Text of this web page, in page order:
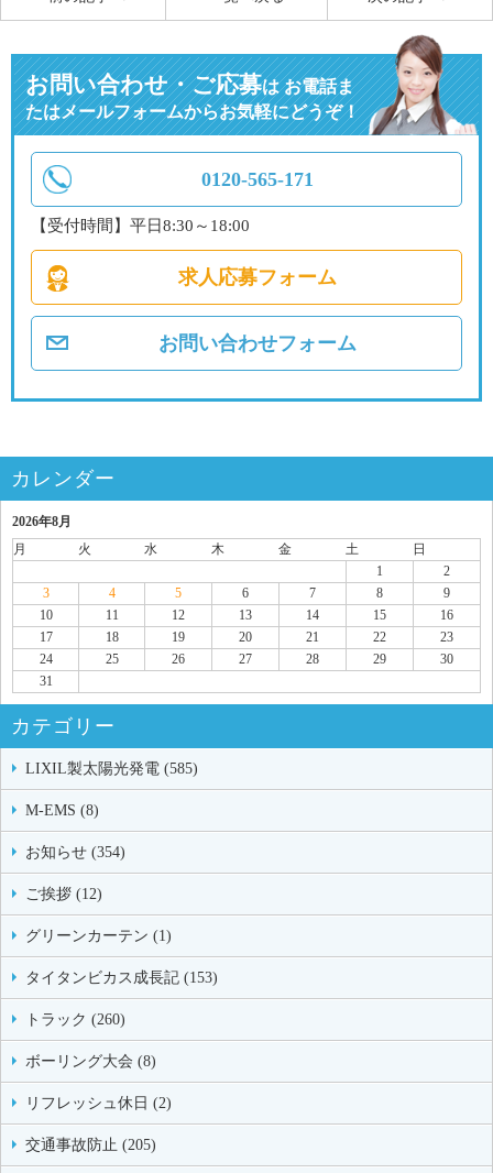
お問い合わせ・ご応募はお電話ま
たはメールフォームからお気軽にどうぞ！
0120-565-171
【受付時間】平日8:30～18:00
求人応募フォーム
お問い合わせフォーム
カレンダー
2026年8月
月
火 水 木 金 土
日
1
2
3
4 5 6 7 8
9
10
11 12 13 14 15
16
17
18 19 20 21 22
23
24
25 26 27 28 29
30
31
カテゴリー
LIXIL製太陽光発電 (585)
M-EMS (8)
お知らせ (354)
ご挨拶 (12)
グリーンカーテン (1)
タイタンビカス成長記 (153)
トラック (260)
ボーリング大会 (8)
リフレッシュ休日 (2)
交通事故防止 (205)